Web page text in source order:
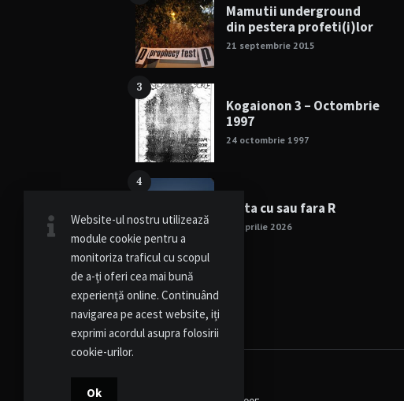
Mamutii underground
din pestera profeti(i)lor
21 septembrie 2015
3
Kogaionon 3 – Octombrie
1997
24 octombrie 1997
4
Viata cu sau fara R
15 aprilie 2026
Website-ul nostru utilizează
module cookie pentru a
monitoriza traficul cu scopul
de a-ți oferi cea mai bună
experiență online. Continuând
navigarea pe acest website, iți
exprimi acordul asupra folosirii
cookie-urilor.
Ok